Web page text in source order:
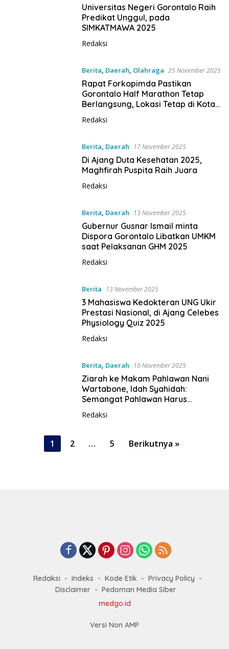
Universitas Negeri Gorontalo Raih
Predikat Unggul, pada
SIMKATMAWA 2025
Redaksi
Berita Daerah Olahraga 25 November 2025
Rapat Forkopimda Pastikan
Gorontalo Half Marathon Tetap
Berlangsung, Lokasi Tetap di Kota
Redaksi
Berita Daerah 17 November 2025
Di Ajang Duta Kesehatan 2025,
Maghfirah Puspita Raih Juara
Redaksi
Berita Daerah 13 November 2025
Gubernur Gusnar Ismail minta
Dispora Gorontalo Libatkan UMKM
saat Pelaksanan GHM 2025
Redaksi
Berita 13 November 2025
3 Mahasiswa Kedokteran UNG Ukir
Prestasi Nasional, di Ajang Celebes
Physiology Quiz 2025
Redaksi
Berita Daerah 10 November 2025
Ziarah ke Makam Pahlawan Nani
Wartabone, Idah Syahidah:
Semangat Pahlawan Harus
Redaksi
1 2 … 5 Berikutnya »
Redaksi Indeks Kode Etik
Privacy Policy
Disclaimer
Pedoman Media Siber
medgo.id
Versi Non AMP